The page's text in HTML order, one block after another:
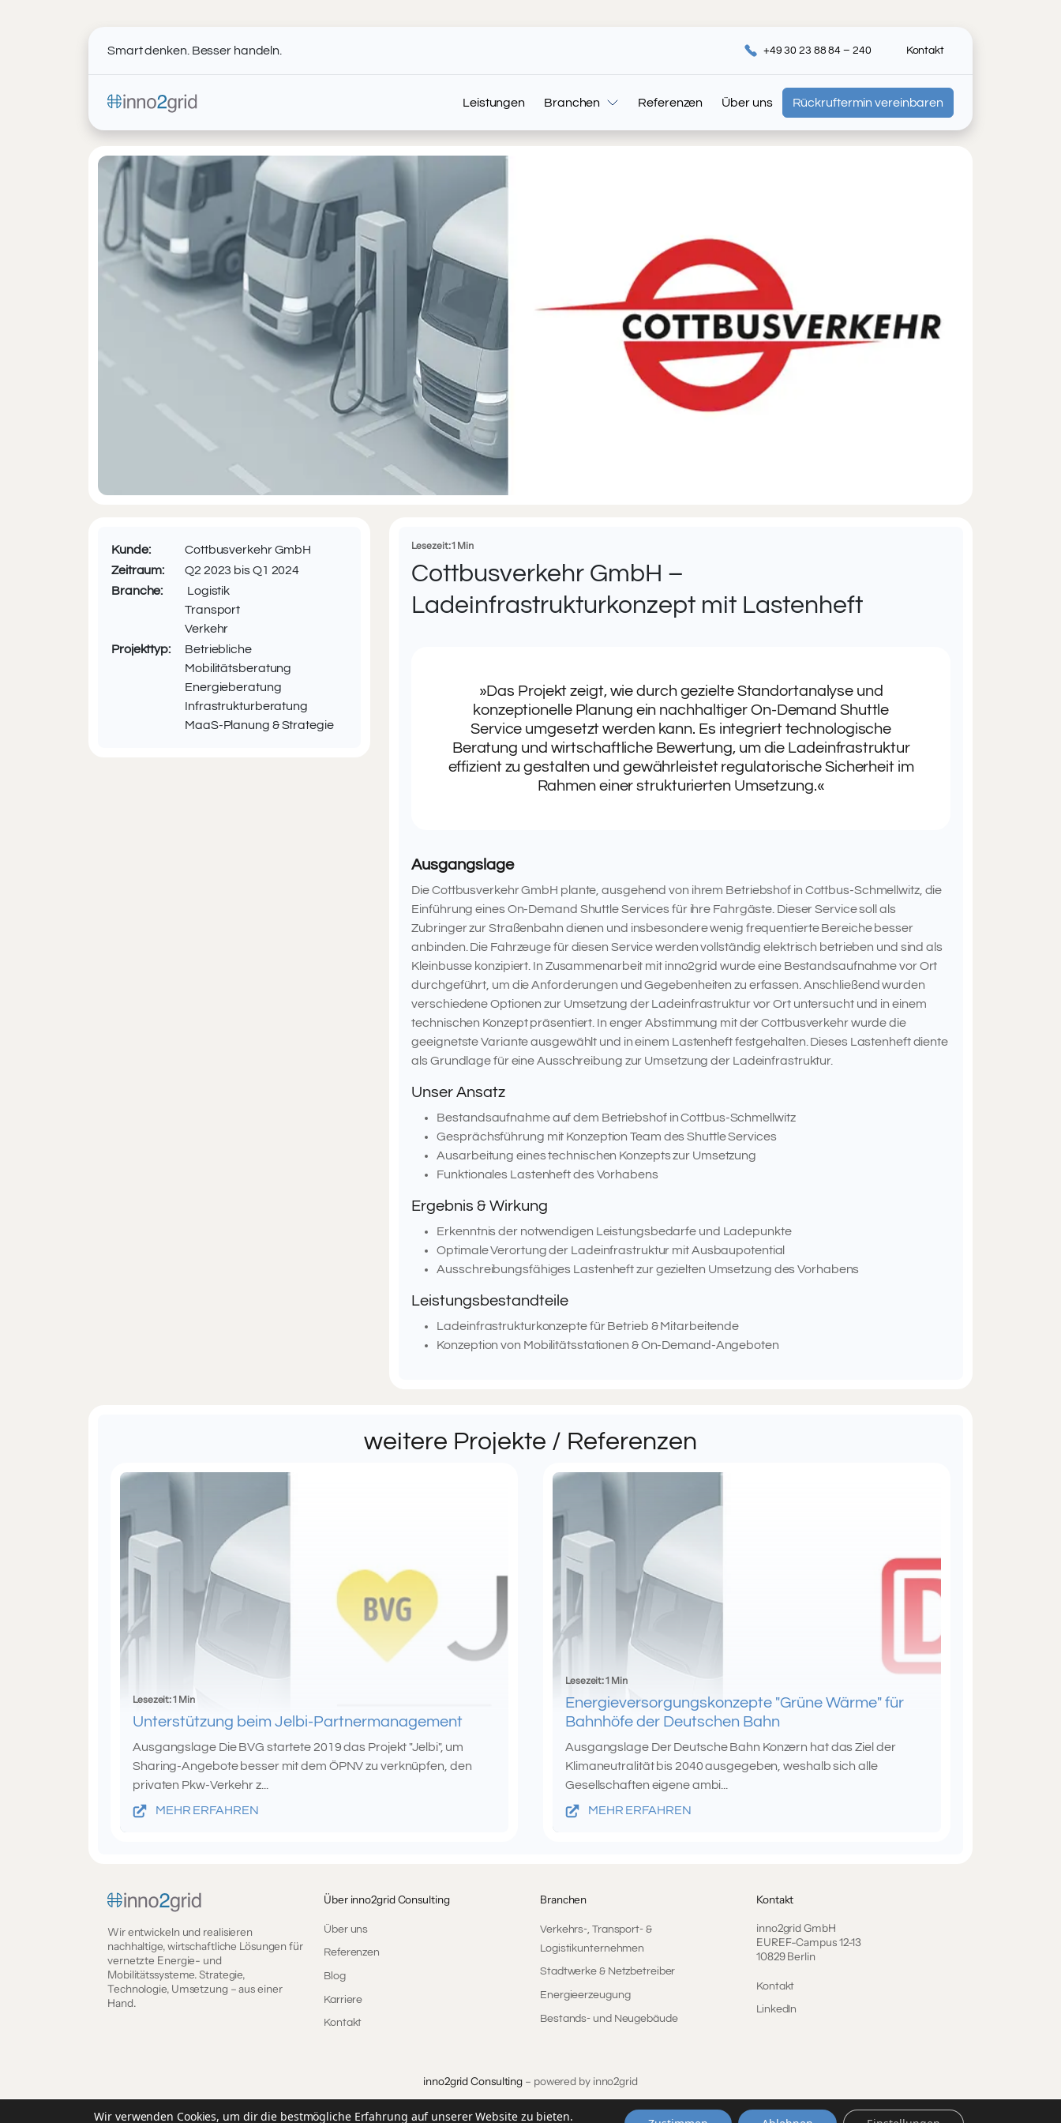
Smart denken. Besser handeln. +49 30 23 88 84 – 240 Kontakt
Leistungen Branchen Referenzen Über uns Rückruftermin vereinbaren
Kunde:
Cottbusverkehr GmbH
Zeitraum:
Q2 2023 bis Q1 2024
Branche:
Logistik
Transport
Verkehr
Projekttyp:
Betriebliche
Mobilitätsberatung
Energieberatung
Infrastrukturberatung
MaaS-Planung & Strategie
Lesezeit: 1 Min
Cottbusverkehr GmbH –
Ladeinfrastrukturkonzept mit Lastenheft
»Das Projekt zeigt, wie durch gezielte Standortanalyse und
konzeptionelle Planung ein nachhaltiger On-Demand Shuttle
Service umgesetzt werden kann. Es integriert technologische
Beratung und wirtschaftliche Bewertung, um die Ladeinfrastruktur
effizient zu gestalten und gewährleistet regulatorische Sicherheit im
Rahmen einer strukturierten Umsetzung.«
Ausgangslage
Die Cottbusverkehr GmbH plante, ausgehend von ihrem Betriebshof in Cottbus-Schmellwitz, die
Einführung eines On-Demand Shuttle Services für ihre Fahrgäste. Dieser Service soll als
Zubringer zur Straßenbahn dienen und insbesondere wenig frequentierte Bereiche besser
anbinden. Die Fahrzeuge für diesen Service werden vollständig elektrisch betrieben und sind als
Kleinbusse konzipiert. In Zusammenarbeit mit inno2grid wurde eine Bestandsaufnahme vor Ort
durchgeführt, um die Anforderungen und Gegebenheiten zu erfassen. Anschließend wurden
verschiedene Optionen zur Umsetzung der Ladeinfrastruktur vor Ort untersucht und in einem
technischen Konzept präsentiert. In enger Abstimmung mit der Cottbusverkehr wurde die
geeignetste Variante ausgewählt und in einem Lastenheft festgehalten. Dieses Lastenheft diente
als Grundlage für eine Ausschreibung zur Umsetzung der Ladeinfrastruktur.
Unser Ansatz
Bestandsaufnahme auf dem Betriebshof in Cottbus-Schmellwitz
Gesprächsführung mit Konzeption Team des Shuttle Services
Ausarbeitung eines technischen Konzepts zur Umsetzung
Funktionales Lastenheft des Vorhabens
Ergebnis & Wirkung
Erkenntnis der notwendigen Leistungsbedarfe und Ladepunkte
Optimale Verortung der Ladeinfrastruktur mit Ausbaupotential
Ausschreibungsfähiges Lastenheft zur gezielten Umsetzung des Vorhabens
Leistungsbestandteile
Ladeinfrastrukturkonzepte für Betrieb & Mitarbeitende
Konzeption von Mobilitätsstationen & On-Demand-Angeboten
weitere Projekte / Referenzen
Lesezeit: 1 Min
Unterstützung beim Jelbi-Partnermanagement
Ausgangslage Die BVG startete 2019 das Projekt "Jelbi", um
Sharing-Angebote besser mit dem ÖPNV zu verknüpfen, den
privaten Pkw-Verkehr z...
MEHR ERFAHREN
Lesezeit: 1 Min
Energieversorgungskonzepte "Grüne Wärme" für
Bahnhöfe der Deutschen Bahn
Ausgangslage Der Deutsche Bahn Konzern hat das Ziel der
Klimaneutralität bis 2040 ausgegeben, weshalb sich alle
Gesellschaften eigene ambi...
MEHR ERFAHREN
Wir entwickeln und realisieren
nachhaltige, wirtschaftliche Lösungen für
vernetzte Energie- und
Mobilitätssysteme. Strategie,
Technologie, Umsetzung – aus einer
Hand.
Über inno2grid Consulting
Über uns
Referenzen
Blog
Karriere
Kontakt
Branchen
Verkehrs-, Transport- &
Logistikunternehmen
Stadtwerke & Netzbetreiber
Energieerzeugung
Bestands- und Neugebäude
Kontakt
inno2grid GmbH
EUREF-Campus 12-13
10829 Berlin
Kontakt
LinkedIn
inno2grid Consulting – powered by inno2grid
Impressum Datenschutz AGB
Wir verwenden Cookies, um dir die bestmögliche Erfahrung auf unserer Website zu bieten.